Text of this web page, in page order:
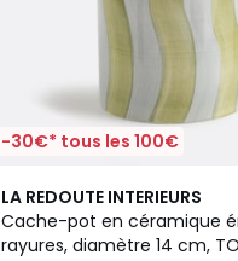
-30€* tous les 100€
LA REDOUTE INTERIEURS
Cache-pot en céramique
rayures, diamètre 14 cm,